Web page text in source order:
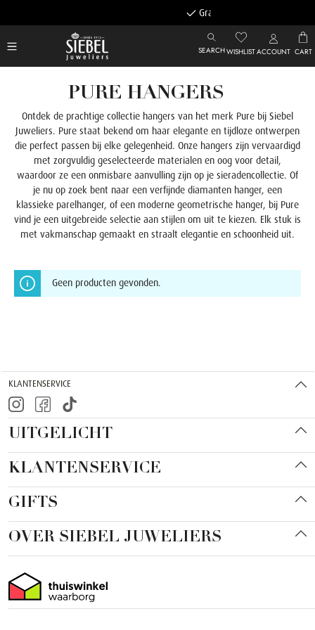
Gratis achteraf betalen
SEARCHWISHLISTACCOUNT CART
PURE HANGERS
Ontdek de prachtige collectie hangers van het merk Pure bij Siebel
Juweliers. Pure staat bekend om haar elegante en tijdloze ontwerpen
die perfect passen bij elke gelegenheid. Onze hangers zijn vervaardigd
met zorgvuldig geselecteerde materialen en oog voor detail,
waardoor ze een onmisbare aanvulling zijn op je sieradencollectie. Of
je nu op zoek bent naar een verfijnde diamanten hanger, een
klassieke parelhanger, of een moderne geometrische hanger, bij Pure
vind je een uitgebreide selectie aan stijlen om uit te kiezen. Elk stuk is
met vakmanschap gemaakt en straalt elegantie en schoonheid uit.
Geen producten gevonden.
KLANTENSERVICE
UITGELICHT
KLANTENSERVICE
GIFTS
OVER SIEBEL JUWELIERS